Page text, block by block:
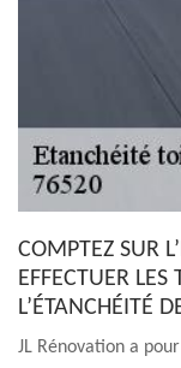
COMPTEZ SUR
EFFECTUER
L’ÉTANCHÉITÉ
JL Rénovation a